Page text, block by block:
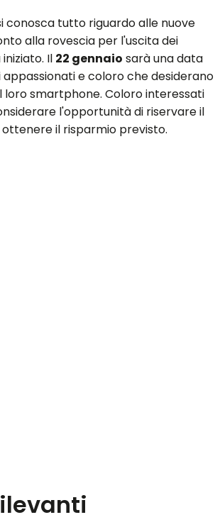
conosca tutto riguardo alle nuove
alla rovescia per l'uscita dei
Il 22 gennaio sarà una data
e coloro che desiderano
loro smartphone. Coloro interessati
l'opportunità di riservare il
il risparmio previsto.